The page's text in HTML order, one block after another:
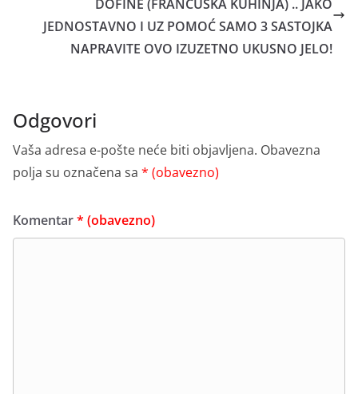
DOFINE (FRANCUSKA KUHINJA) .. JAKO
JEDNOSTAVNO I UZ POMOĆ SAMO 3 SASTOJKA
NAPRAVITE OVO IZUZETNO UKUSNO JELO!
Odgovori
Vaša adresa e-pošte neće biti objavljena. Obavezna
polja su označena sa * (obavezno)
Komentar* (obavezno)